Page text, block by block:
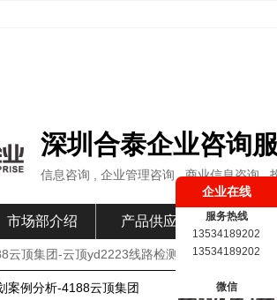
深圳合泰企业咨询
信息咨询 , 企业管理咨询 , 商业信息咨询 ,
市场部介绍 产品供应 市场部
云顶集团-云顶yd2223线路检测 市场部新闻»
案例分析-4188云顶集团
企业在线
服务热线
13534189202
13534189202
微信